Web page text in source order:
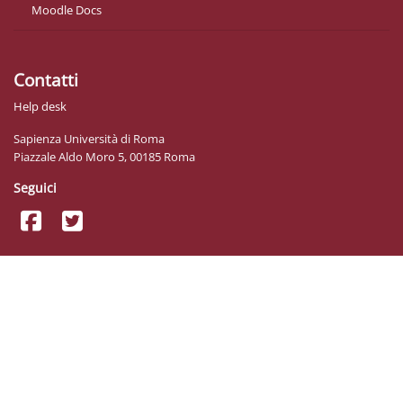
Moodle Docs
Contatti
Help desk
Sapienza Università di Roma
Piazzale Aldo Moro 5, 00185 Roma
Seguici